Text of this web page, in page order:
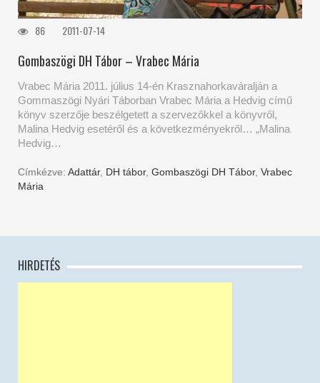
86 2011-07-14
Gombaszögi DH Tábor – Vrabec Mária
Vrabec Mária 2011. július 14-én Krasznahorkaváralján a
Gommaszögi Nyári Táborban Vrabec Mária a Hedvig című
könyv szerzője beszélgetett a szervezőkkel a könyvről,
Malina Hedvig esetéről és a következményekről… „Malina
Hedvig…
Címkézve: Adattár, DH tábor, Gombaszögi DH Tábor, Vrabec
Mária
HIRDETÉS